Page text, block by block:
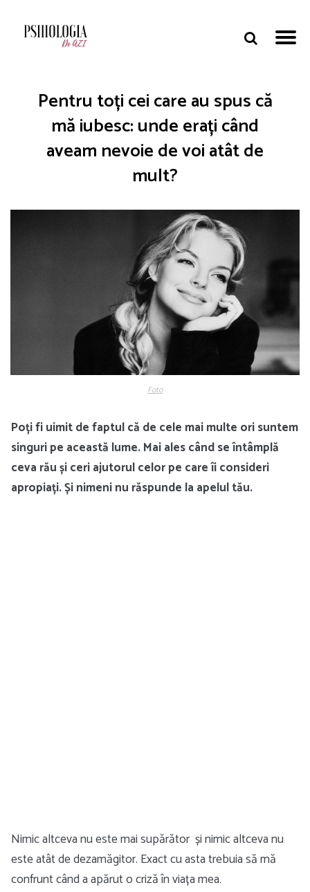
Pentru toți cei care au spus că
mă iubesc: unde erați când
aveam nevoie de voi atât de
mult?
Foto
Poți fi uimit de faptul că de cele mai multe ori suntem
singuri pe această lume. Mai ales când se întâmplă
ceva rău și ceri ajutorul celor pe care îi consideri
apropiați. Și nimeni nu răspunde la apelul tău.
Nimic altceva nu este mai supărător și nimic altceva nu
este atât de dezamăgitor. Exact cu asta trebuia să mă
confrunt când a apărut o criză în viața mea.